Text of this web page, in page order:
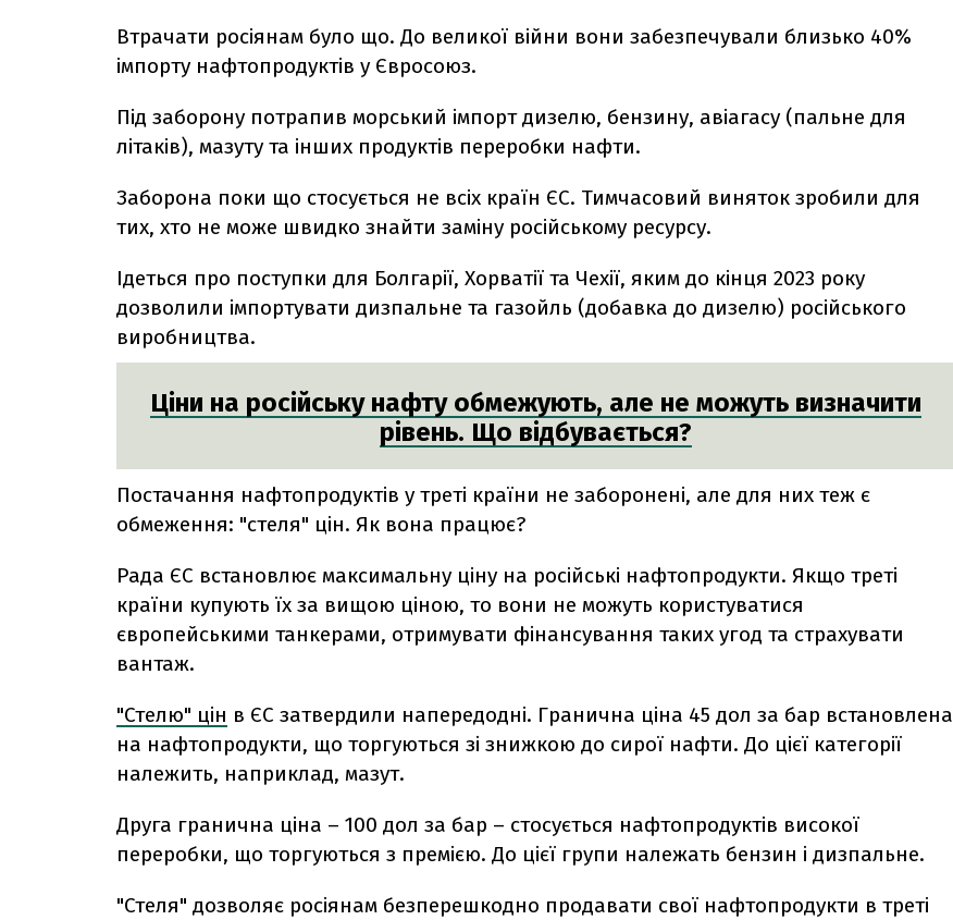
Втрачати росіянам було що. До великої війни вони забезпечували близько 40%
імпорту нафтопродуктів у Євросоюз.
Під заборону потрапив морський імпорт дизелю, бензину, авіагасу (пальне для
літаків), мазуту та інших продуктів переробки нафти.
Заборона поки що стосується не всіх країн ЄС. Тимчасовий виняток зробили для
тих, хто не може швидко знайти заміну російському ресурсу.
Ідеться про поступки для Болгарії, Хорватії та Чехії, яким до кінця 2023 року
дозволили імпортувати дизпальне та газойль (добавка до дизелю) російського
виробництва.
Ціни на російську нафту обмежують, але не можуть визначити
рівень. Що відбувається?
Постачання нафтопродуктів у треті країни не заборонені, але для них теж є
обмеження: "стеля" цін. Як вона працює?
Рада ЄС встановлює максимальну ціну на російські нафтопродукти. Якщо треті
країни купують їх за вищою ціною, то вони не можуть користуватися
європейськими танкерами, отримувати фінансування таких угод та страхувати
вантаж.
"Стелю" цін в ЄС затвердили напередодні. Гранична ціна 45 дол за бар встановлена
на нафтопродукти, що торгуються зі знижкою до сирої нафти. До цієї категорії
належить, наприклад, мазут.
Друга гранична ціна – 100 дол за бар – стосується нафтопродуктів високої
переробки, що торгуються з премією. До цієї групи належать бензин і дизпальне.
"Стеля" дозволяє росіянам безперешкодно продавати свої нафтопродукти в треті